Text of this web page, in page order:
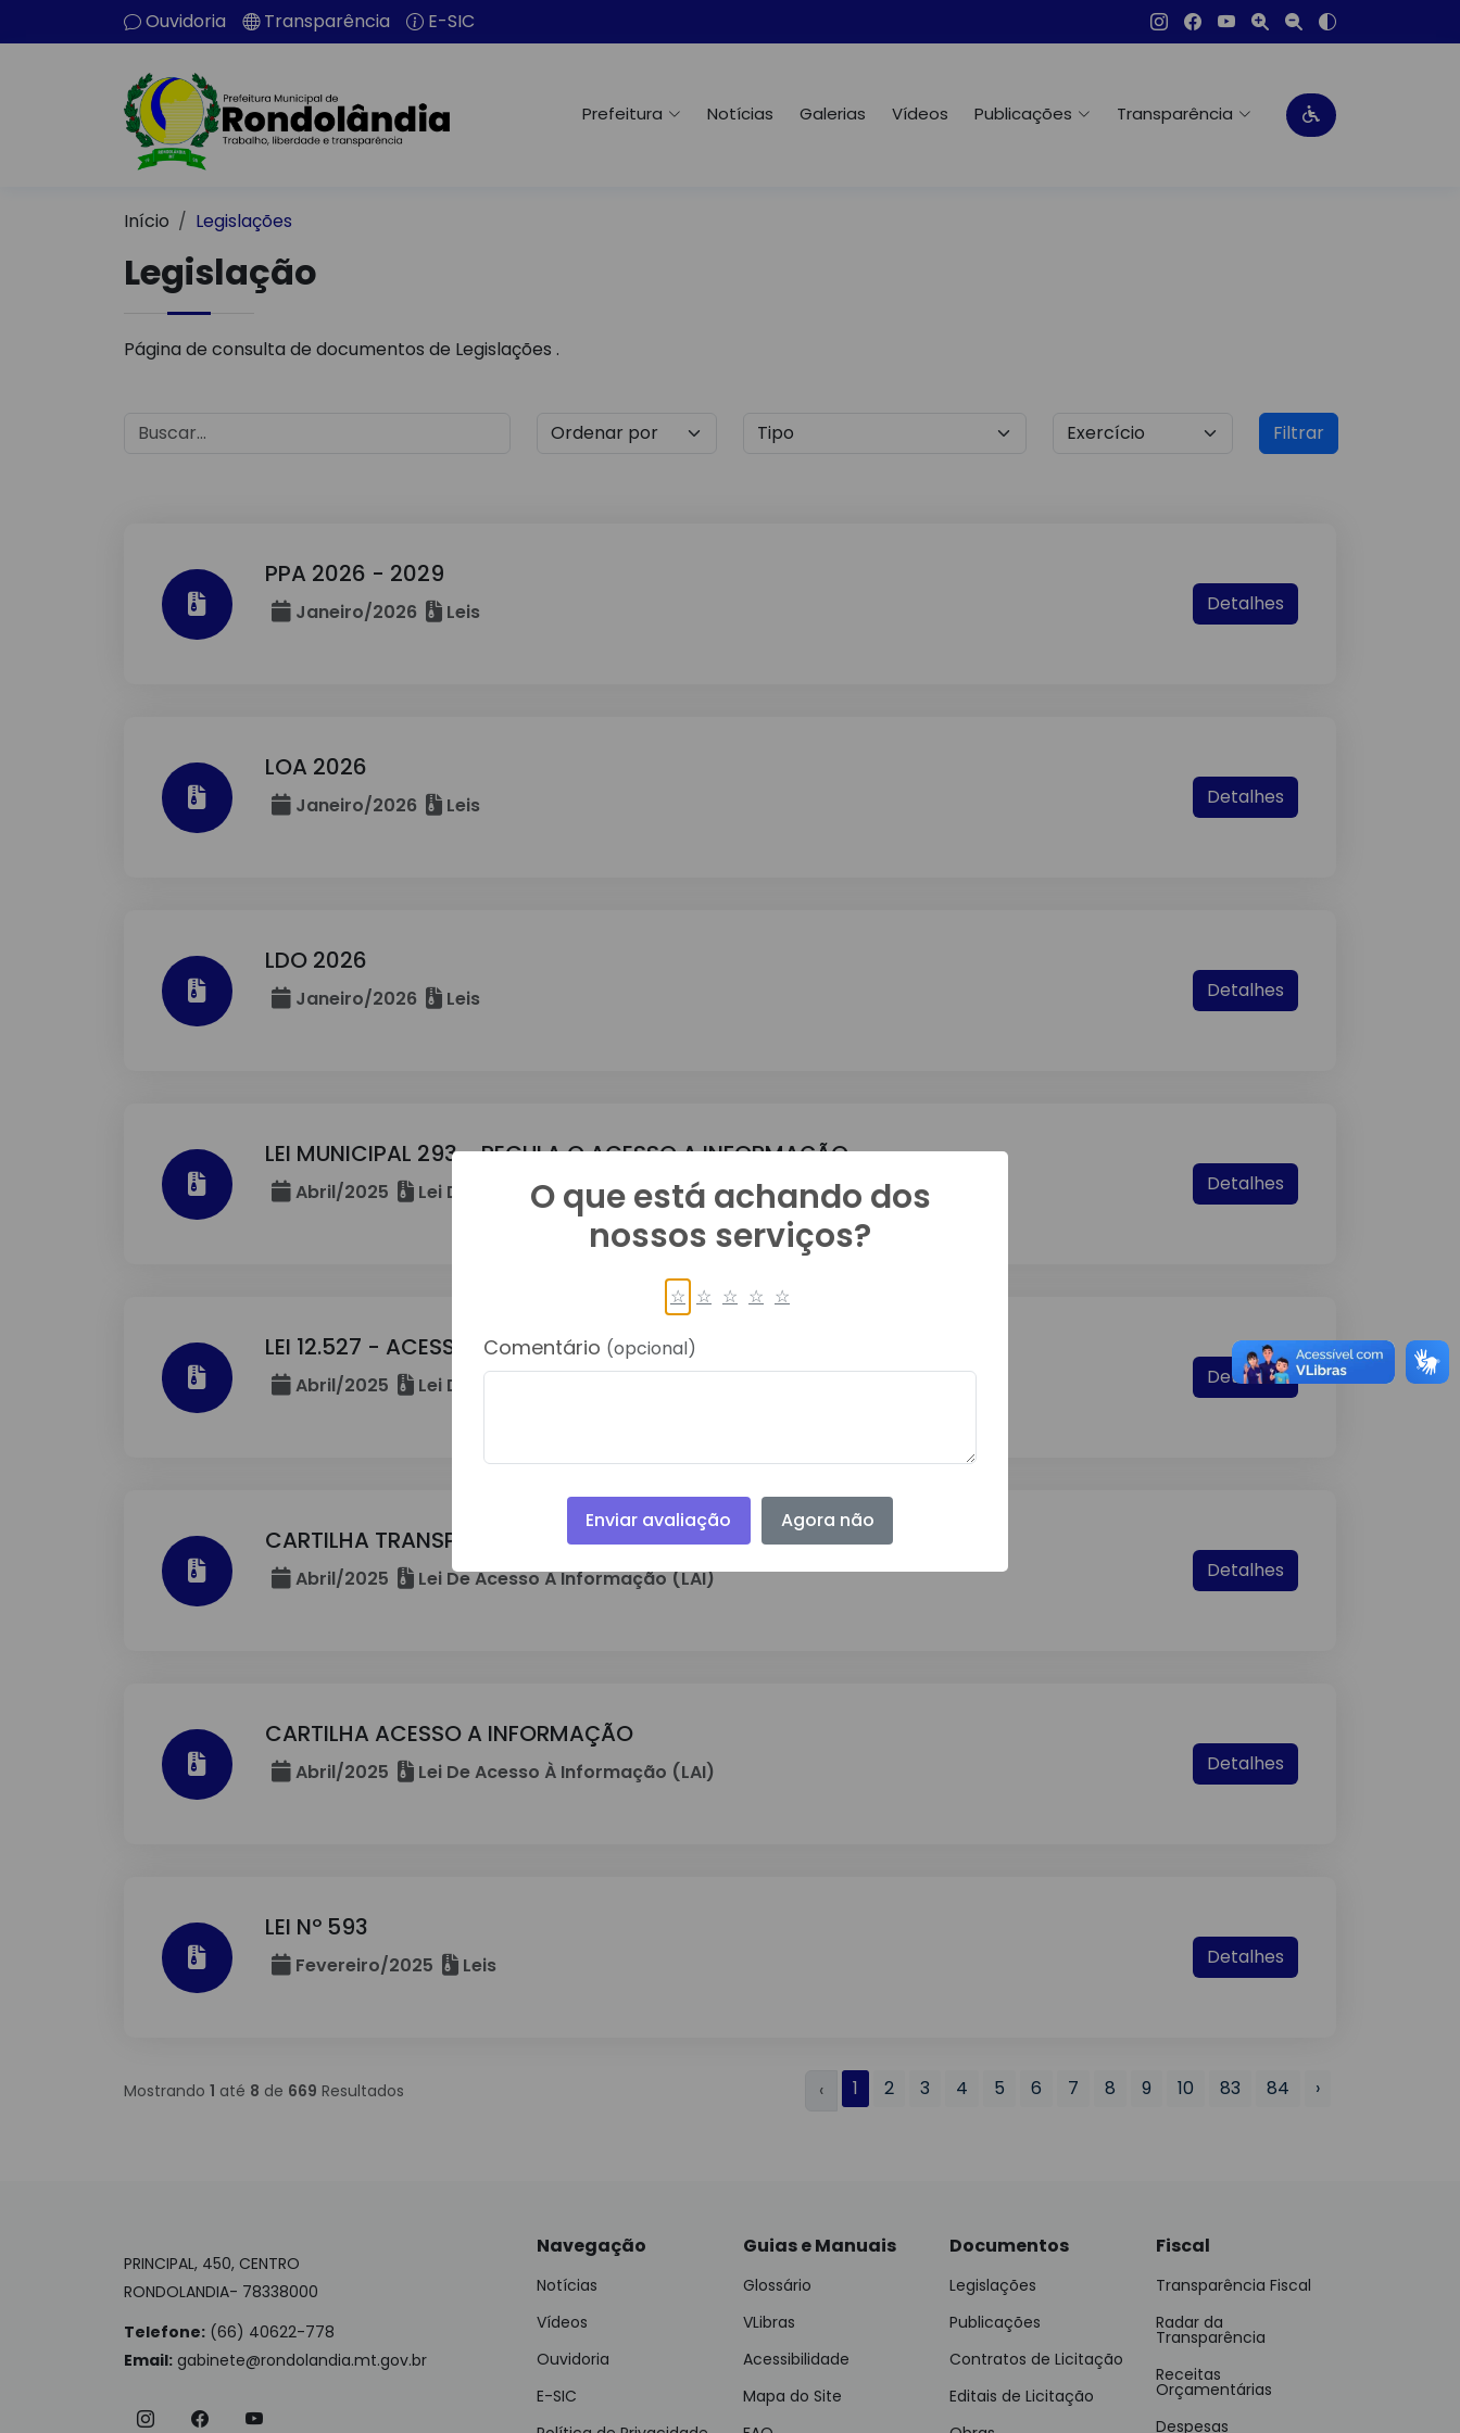
Ouvidoria Transparência E-SIC
Prefeitura Notícias Galerias Vídeos Publicações Transparência
Início Legislações
Legislação
Página de consulta de documentos de Legislações .
Filtrar
PPA 2026 - 2029
Janeiro/2026 Leis Detalhes
LOA 2026
Janeiro/2026 Leis Detalhes
LDO 2026
Janeiro/2026 Leis Detalhes
LEI MUNICIPAL 293 - REGULA O ACESSO A INFORMAÇÃO
Abril/2025 Lei De Acesso À Informação (LAI) Detalhes
LEI 12.527 - ACESSO A INFORMAÇÃO
Abril/2025 Lei De Acesso À Informação (LAI) Detalhes
CARTILHA TRANSPARÊNCIA ATRICON
Abril/2025 Lei De Acesso À Informação (LAI) Detalhes
CARTILHA ACESSO A INFORMAÇÃO
Abril/2025 Lei De Acesso À Informação (LAI) Detalhes
LEI Nº 593
Fevereiro/2025 Leis Detalhes
Mostrando 1 até 8 de 669 Resultados ‹ 1 2 3 4 5 6 7 8 9 10 83 84 ›
PRINCIPAL, 450, CENTRO
RONDOLANDIA- 78338000
Telefone: (66) 40622-778
Email: gabinete@rondolandia.mt.gov.br
Navegação
Notícias
Vídeos
Ouvidoria
E-SIC
Guias e Manuais
Glossário
VLibras
Acessibilidade
Mapa do Site
Documentos
Legislações
Publicações
Contratos de Licitação
Editais de Licitação
Fiscal
Transparência Fiscal
Radar da
Transparência
Receitas
Orçamentárias
Despesas
O que está achando dos
nossos serviços?
☆ ☆ ☆ ☆ ☆
Comentário (opcional)
Enviar avaliação Agora não